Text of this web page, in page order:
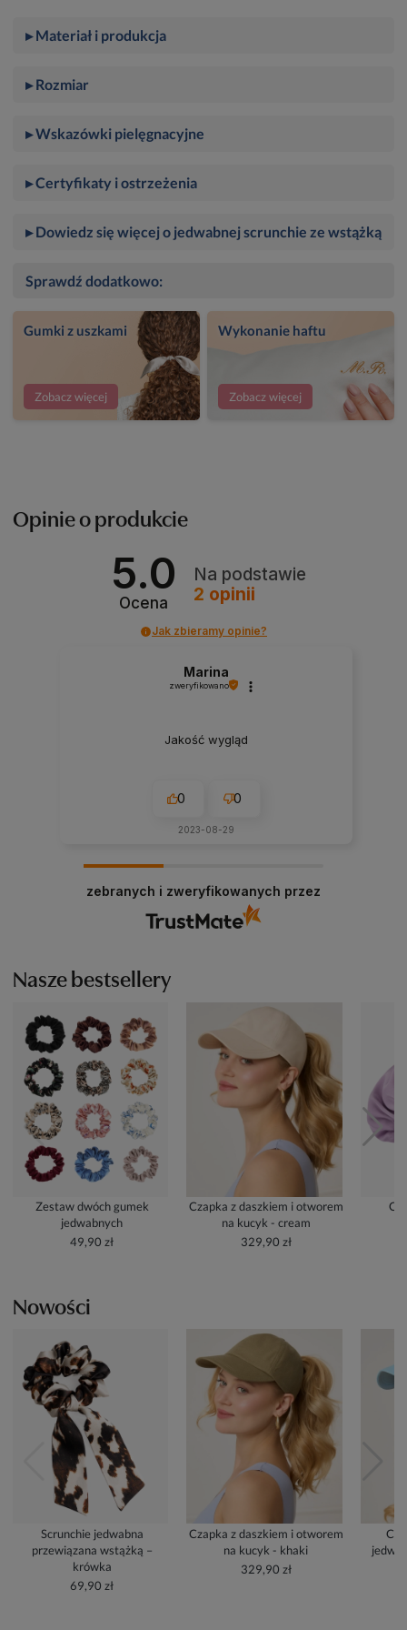
▸ Materiał i produkcja
▸ Rozmiar
▸ Wskazówki pielęgnacyjne
▸ Certyfikaty i ostrzeżenia
▸ Dowiedz się więcej o jedwabnej scrunchie ze wstążką
Sprawdź dodatkowo:
Gumki z uszkami
Zobacz więcej
Wykonanie haftu
Zobacz więcej
Opinie o produkcie
5.0
Ocena
Na podstawie
2 opinii
Jak zbieramy opinie?
Marina
zweryfikowano
Jakość wygląd
0 0
2023-08-29
zebranych i zweryfikowanych przez
Nasze bestsellery
Zestaw dwóch gumek
jedwabnych
49,90 zł
Czapka z daszkiem i otworem
na kucyk - cream
329,90 zł
Nowości
Scrunchie jedwabna
przewiązana wstążką –
krówka
69,90 zł
Czapka z daszkiem i otworem
na kucyk - khaki
329,90 zł